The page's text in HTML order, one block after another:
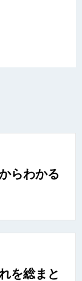
らわかる
を総まと